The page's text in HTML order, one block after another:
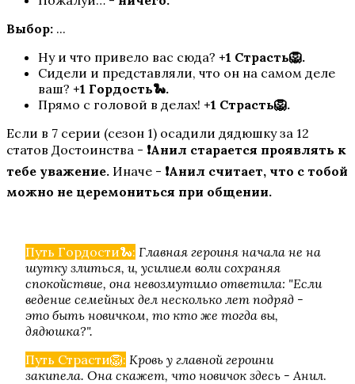
W: Ловчая Времени
Любовь, Грех и Зло
Выбор: ...
Ну и что привело вас сюда? +1 Страсть🦁.
Сидели и представляли, что он на самом деле
ваш? +1 Гордость🐍.
Прямо с головой в делах! +1 Страсть🦁.
Если в 7 серии (сезон 1) осадили дядюшку за 12
статов Достоинства - ❗Анил старается проявлять к
тебе уважение. Иначе - ❗Анил считает, что с тобой
можно не церемониться при общении.
Путь Гордости🐍: Главная героиня начала не на
шутку злиться, и, усилием воли сохраняя
спокойствие, она невозмутимо ответила: "Если
ведение семейных дел несколько лет подряд -
это быть новичком, то кто же тогда вы,
дядюшка?".
Путь Страсти🦁: Кровь у главной героини
закипела. Она скажет, что новичок здесь - Анил.